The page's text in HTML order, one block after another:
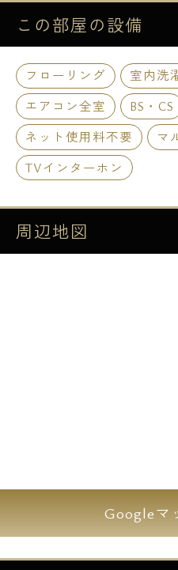
この部屋の設備
フローリング 室内洗
エアコン全室
BS・CS
ネット使用料不要
マ
TVインターホン
周辺地図
Googleマ